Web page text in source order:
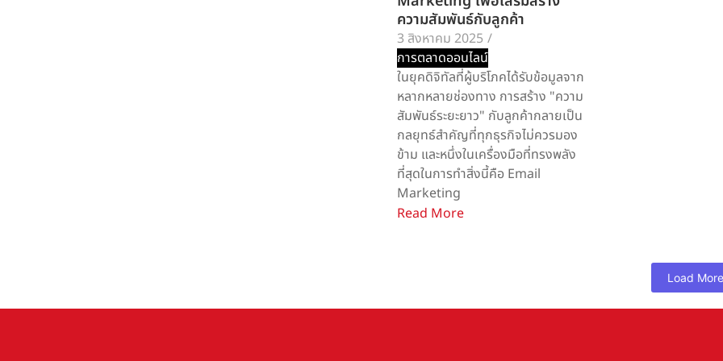
ความสัมพันธ์กับลูกค้า
3 สิงหาคม 2025 /
การตลาดออนไลน์
ในยุคดิจิทัลที่ผู้บริโภคได้รับข้อมูลจาก
หลากหลายช่องทาง การสร้าง "ความ
สัมพันธ์ระยะยาว" กับลูกค้ากลายเป็น
กลยุทธ์สำคัญที่ทุกธุรกิจไม่ควรมอง
ข้าม และหนึ่งในเครื่องมือที่ทรงพลัง
ที่สุดในการทำสิ่งนี้คือ Email
Marketing
Read More
Load More